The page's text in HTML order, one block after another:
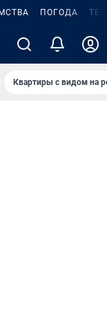
ПОГОДА
Квартиры с видом на